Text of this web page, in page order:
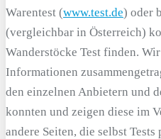
Warentest (www.test.de) oder
(vergleichbar in Österreich)
Wanderstöcke Test finden.
Informationen
den einzelnen Anbietern und
konnten und zeigen diese im
andere Seiten, die selbst